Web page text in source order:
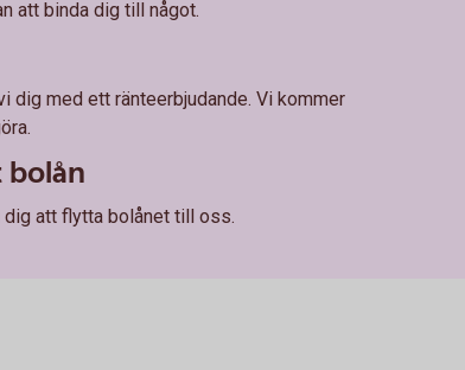
att binda dig till något.
dig med ett ränteerbjudande. Vi kommer
dig att flytta bolånet till oss.